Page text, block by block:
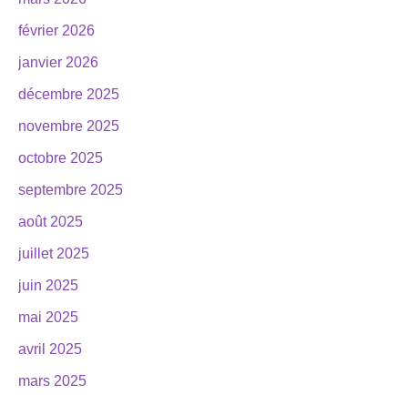
février 2026
janvier 2026
décembre 2025
novembre 2025
octobre 2025
septembre 2025
août 2025
juillet 2025
juin 2025
mai 2025
avril 2025
mars 2025